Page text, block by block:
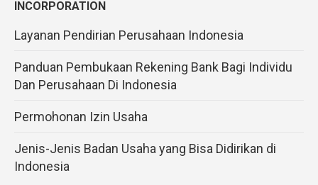
INCORPORATION
Layanan Pendirian Perusahaan Indonesia
Panduan Pembukaan Rekening Bank Bagi Individu
Dan Perusahaan Di Indonesia
Permohonan Izin Usaha
Jenis-Jenis Badan Usaha yang Bisa Didirikan di
Indonesia